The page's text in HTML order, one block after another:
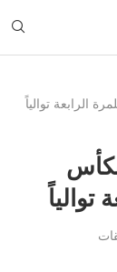
الرابعة توالياً
توالياً